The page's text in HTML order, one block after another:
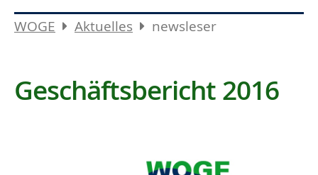
WOGE Aktuelles newsleser
Geschäftsbericht 2016